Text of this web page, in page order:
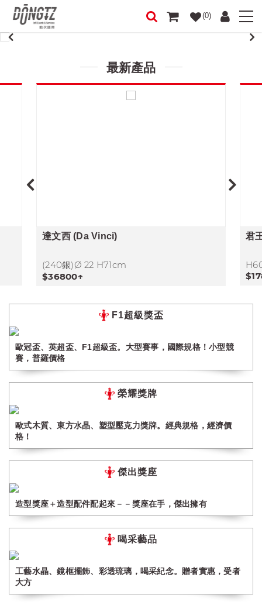
(0)
最新產品
達文西 (Da Vinci)
(240銀)Ø 22 H71cm
$36800↑
君
F1超級獎盃
歐冠盃、英超盃、F1超級盃。大型賽事，國際規格！小型競
賽，普羅價格
榮耀獎牌
歐式木質、東方水晶、塑型壓克力獎牌。經典規格，經濟價
格！
傑出獎座
造型獎座＋造型配件配起來－－獎座在手，傑出擁有
喝采藝品
工藝水晶、鏡框擺飾、彩透琉璃，喝采紀念。贈者實惠，受者
大方